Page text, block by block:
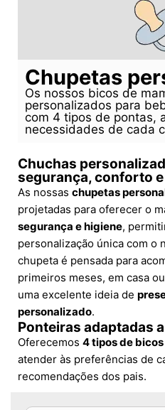
Chupetas
Os nossos bicos de
personalizados para
com 4 tipos de pontas,
necessidades de cada
Chuchas
segurança, conforto
As nossas chupetas
projetadas para oferecer o
segurança e higiene,
personalização única com o
chupeta é pensada para
primeiros meses, em casa
uma excelente ideia de
personalizado.
Ponteiras adaptadas
Oferecemos 4 tipos de
atender às preferências de
recomendações dos pais.